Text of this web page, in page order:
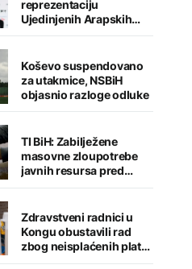
reprezentaciju
Ujedinjenih Arapskih
Emirata
Koševo suspendovano
za utakmice, NSBiH
objasnio razloge odluke
TI BiH: Zabilježene
masovne zloupotrebe
javnih resursa pred
izbore, CIK sve manje
nepravilnosti
Zdravstveni radnici u
Kongu obustavili rad
zbog neisplaćenih plata
tokom epidemije ebole